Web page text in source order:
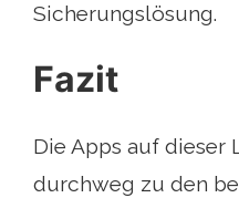
Sicherungslösung.
Fazit
Die Apps auf dieser
durchweg zu den